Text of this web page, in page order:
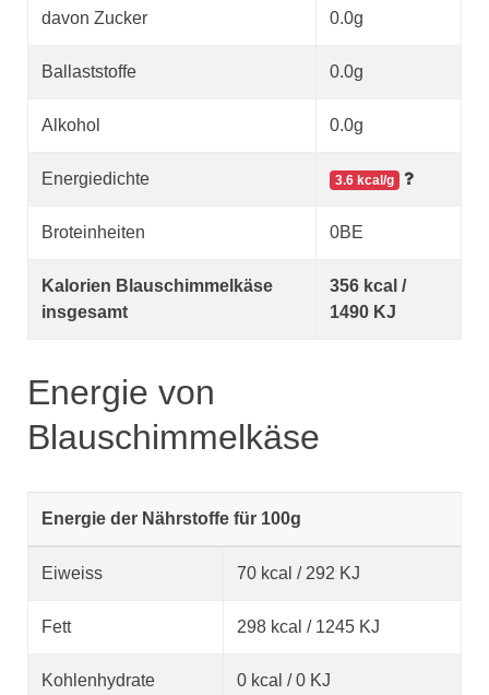
davon Zucker 0.0g
Ballaststoffe 0.0g
Alkohol 0.0g
Energiedichte 3.6 kcal/g
Broteinheiten 0BE
Kalorien Blauschimmelkäse
insgesamt
356 kcal /
1490 KJ
Energie von
Blauschimmelkäse
Energie der Nährstoffe für 100g
Eiweiss 70 kcal / 292 KJ
Fett 298 kcal / 1245 KJ
Kohlenhydrate 0 kcal / 0 KJ